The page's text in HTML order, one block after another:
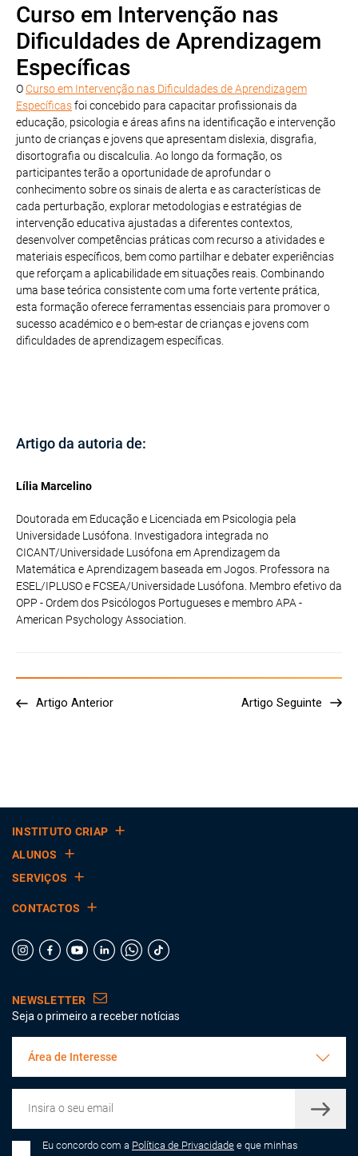
Curso em Intervenção nas
Dificuldades de Aprendizagem
Específicas
O Curso em Intervenção nas Dificuldades de Aprendizagem
Específicasfoi concebido para capacitar profissionais da
educação, psicologia e áreas afins na identificação e intervenção
junto de crianças e jovens que apresentam dislexia, disgrafia,
disortografia ou discalculia. Ao longo da formação, os
participantes terão a oportunidade de aprofundar o
conhecimento sobre os sinais de alerta e as características de
cada perturbação, explorar metodologias e estratégias de
intervenção educativa ajustadas a diferentes contextos,
desenvolver competências práticas com recurso a atividades e
materiais específicos, bem como partilhar e debater experiências
que reforçam a aplicabilidade em situações reais. Combinando
uma base teórica consistente com uma forte vertente prática,
esta formação oferece ferramentas essenciais para promover o
sucesso académico e o bem-estar de crianças e jovens com
dificuldades de aprendizagem específicas.
Artigo da autoria de:
Lília Marcelino
Doutorada em Educação e Licenciada em Psicologia pela
Universidade Lusófona. Investigadora integrada no
CICANT/Universidade Lusófona em Aprendizagem da
Matemática e Aprendizagem baseada em Jogos. Professora na
ESEL/IPLUSO e FCSEA/Universidade Lusófona. Membro efetivo da
OPP - Ordem dos Psicólogos Portugueses e membro APA -
American Psychology Association.
Artigo Anterior Artigo Seguinte
INSTITUTO CRIAP
ALUNOS
SERVIÇOS
CONTACTOS
NEWSLETTER
Seja o primeiro a receber notícias
Área de Interesse
Eu concordo com a Política de Privacidade e que minhas